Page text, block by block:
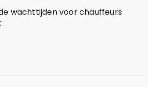
wachttijden voor chauffeurs